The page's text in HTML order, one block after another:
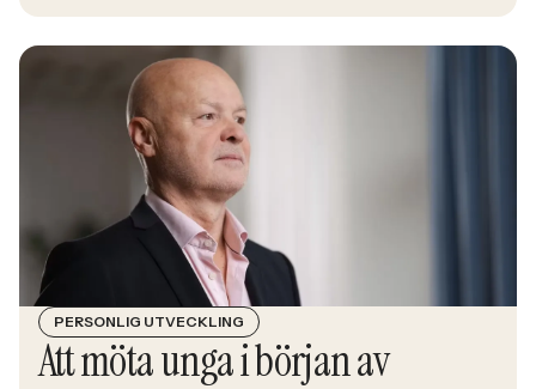
den låga andelen kvinnor inom branschen är en ren
PERSONLIG UTVECKLING
Att möta unga i början av